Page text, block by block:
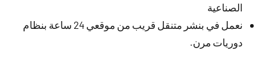
الصناعية
نعمل في بنشر متنقل قريب من موقعي 24 ساعة بنظام
دوريات مرن.